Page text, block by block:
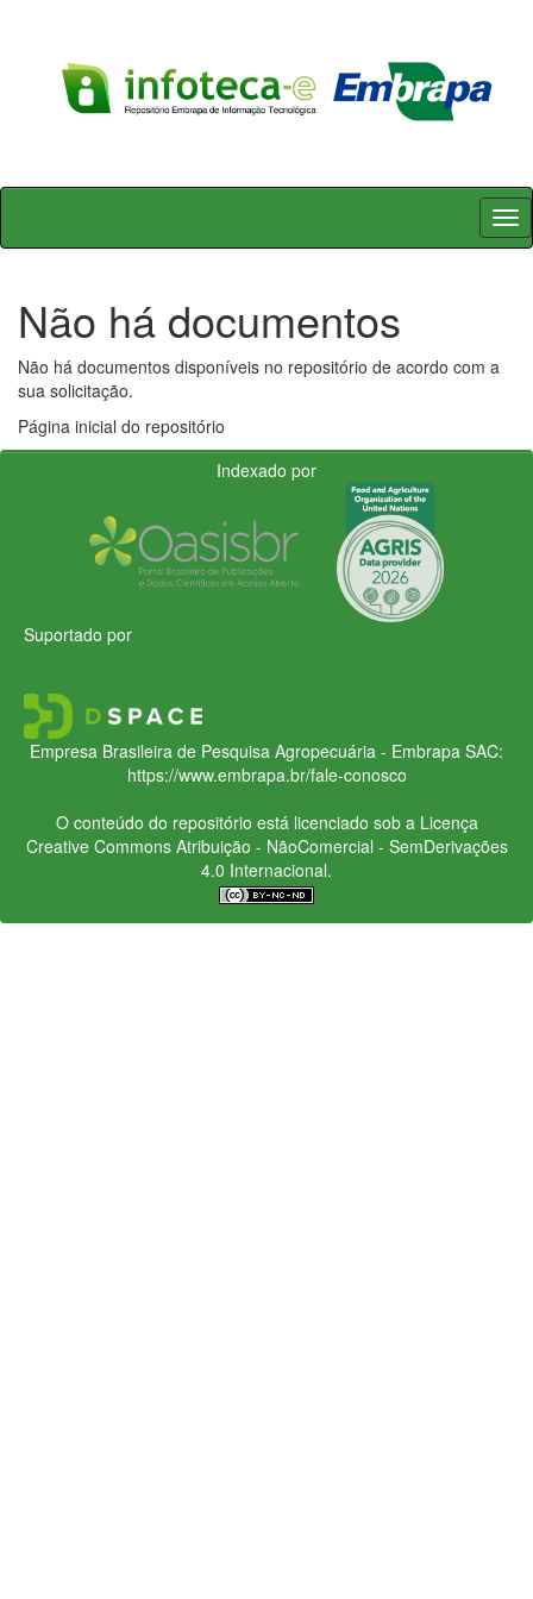
Skip
Não há documentos
Não há documentos disponíveis no repositório de acordo com a
sua solicitação.
Página inicial do repositório
Indexado por
Suportado por
Empresa Brasileira de Pesquisa Agropecuária - Embrapa SAC:
https://www.embrapa.br/fale-conosco
O conteúdo do repositório está licenciado sob a Licença
Creative CommonsAtribuição - NãoComercial - SemDerivações
4.0 Internacional.